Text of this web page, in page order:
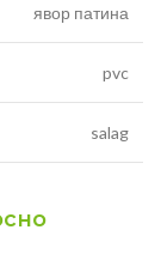
явор патина
pvc
salag